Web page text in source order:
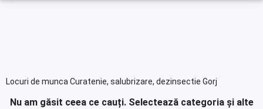
Locuri de munca Curatenie, salubrizare, dezinsectie Gorj
Nu am găsit ceea ce cauți. Selectează categoria și alte